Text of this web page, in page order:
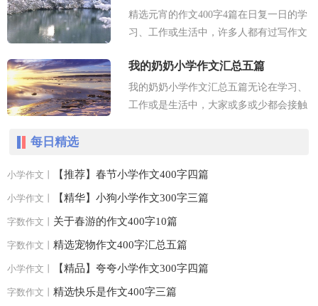
精选元宵的作文400字4篇在日复一日的学
习、工作或生活中，许多人都有过写作文
字组成，经过人的思想考虑，通过语...
我的奶奶小学作文汇总五篇
我的奶奶小学作文汇总五篇无论在学习、
工作或是生活中，大家或多或少都会接触
每日精选
小学作文丨 【推荐】春节小学作文400字四篇
小学作文丨 【精华】小狗小学作文300字三篇
字数作文丨 关于春游的作文400字10篇
字数作文丨 精选宠物作文400字汇总五篇
小学作文丨 【精品】夸夸小学作文300字四篇
字数作文丨 精选快乐是作文400字三篇